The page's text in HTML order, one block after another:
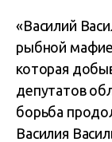
«Василий
рыбной
которая
депутатов
борьба
Василия